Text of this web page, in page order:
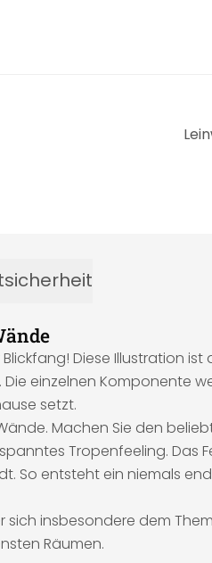
Diese Illustration ist
einzelnen Komponente
setzt.
Machen Sie den
Tropenfeeling. Das
So entsteht ein niemals
sich insbesondere dem
Räumen.